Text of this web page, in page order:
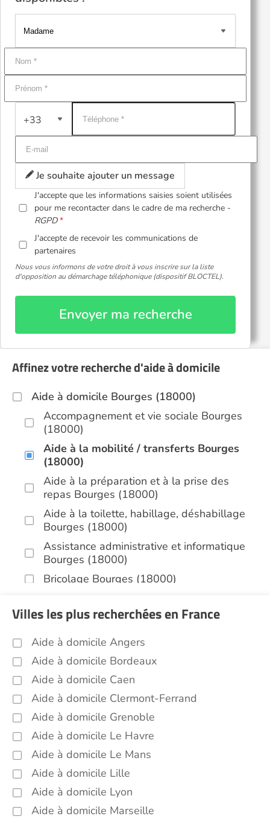
+33
Je souhaite ajouter un message
J'accepte que les informations saisies soient utilisées
pour me recontacter dans le cadre de ma recherche -
RGPD
J'accepte de recevoir les communications de
partenaires
Nous vous informons de votre droit à vous inscrire sur la liste
d'opposition au démarchage téléphonique (dispositif BLOCTEL).
Envoyer ma recherche
Affinez votre recherche d'aide à domicile
Aide à domicile Bourges (18000)
Accompagnement et vie sociale Bourges
(18000)
Aide à la mobilité / transferts Bourges
(18000)
Aide à la préparation et à la prise des
repas Bourges (18000)
Aide à la toilette, habillage, déshabillage
Bourges (18000)
Assistance administrative et informatique
Bourges (18000)
Bricolage Bourges (18000)
Jardinage Bourges (18000)
Aide aux courses Bourges (18000)
Entretien du cadre de vie, ménage,
repassage, gestion du linge Bourges
(18000)
Sorties (promenades, rendez-vous
médicaux...) Bourges (18000)
Soins esthétiques Bourges (18000)
Autres aides à domicile Bourges (18000)
Voir toutes les aides à domicile à Bourges
(18000)
Villes les plus recherchées en France
Aide à domicile Angers
Aide à domicile Bordeaux
Aide à domicile Caen
Aide à domicile Clermont-Ferrand
Aide à domicile Grenoble
Aide à domicile Le Havre
Aide à domicile Le Mans
Aide à domicile Lille
Aide à domicile Lyon
Aide à domicile Marseille